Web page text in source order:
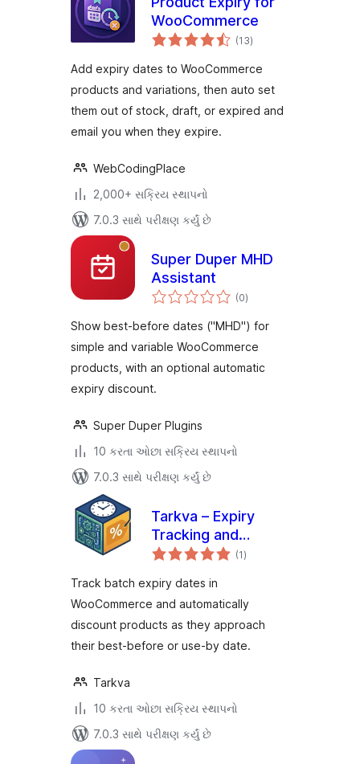
WooCommerce
(13કુલ
રેટિંગ્સ
)
Add expiry dates to WooCommerce
products and variations, then auto set
them out of stock, draft, or expired and
email you when they expire.
WebCodingPlace
2,000+ સક્રિય સ્થાપનો
7.0.3 સાથે પરીક્ષણ કર્યું છે
Super Duper MHD
Assistant
(0કુલ
રેટિંગ્સ
)
Show best-before dates ("MHD") for
simple and variable WooCommerce
products, with an optional automatic
expiry discount.
Super Duper Plugins
10 કરતા ઓછા સક્રિય સ્થાપનો
7.0.3 સાથે પરીક્ષણ કર્યું છે
Tarkva – Expiry
Tracking and
Discount Engine
(1કુલ
રેટિંગ્સ
)
Track batch expiry dates in
WooCommerce and automatically
discount products as they approach
their best-before or use-by date.
Tarkva
10 કરતા ઓછા સક્રિય સ્થાપનો
7.0.3 સાથે પરીક્ષણ કર્યું છે